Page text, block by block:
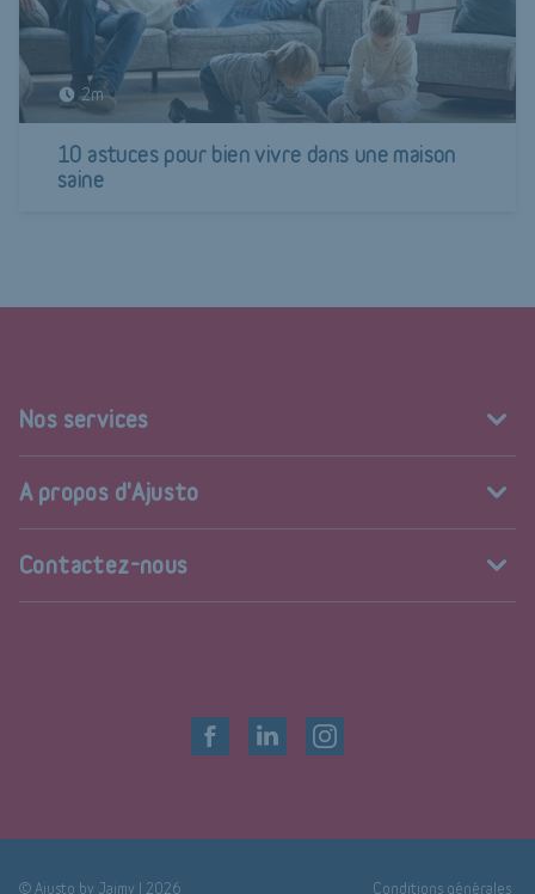
2m
10 astuces pour bien vivre dans une maison
saine
Nos services
A propos d'Ajusto
Contactez-nous
© Ajusto by Jaimy 2026 Conditions générales